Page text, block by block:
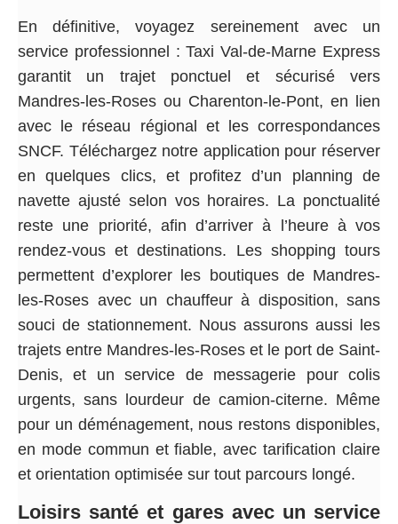
En définitive, voyagez sereinement avec un
service professionnel : Taxi Val-de-Marne Express
garantit un trajet ponctuel et sécurisé vers
Mandres-les-Roses ou Charenton-le-Pont, en lien
avec le réseau régional et les correspondances
SNCF. Téléchargez notre application pour réserver
en quelques clics, et profitez d’un planning de
navette ajusté selon vos horaires. La ponctualité
reste une priorité, afin d’arriver à l’heure à vos
rendez-vous et destinations. Les shopping tours
permettent d’explorer les boutiques de Mandres-
les-Roses avec un chauffeur à disposition, sans
souci de stationnement. Nous assurons aussi les
trajets entre Mandres-les-Roses et le port de Saint-
Denis, et un service de messagerie pour colis
urgents, sans lourdeur de camion-citerne. Même
pour un déménagement, nous restons disponibles,
en mode commun et fiable, avec tarification claire
et orientation optimisée sur tout parcours longé.
Loisirs santé et gares avec un service